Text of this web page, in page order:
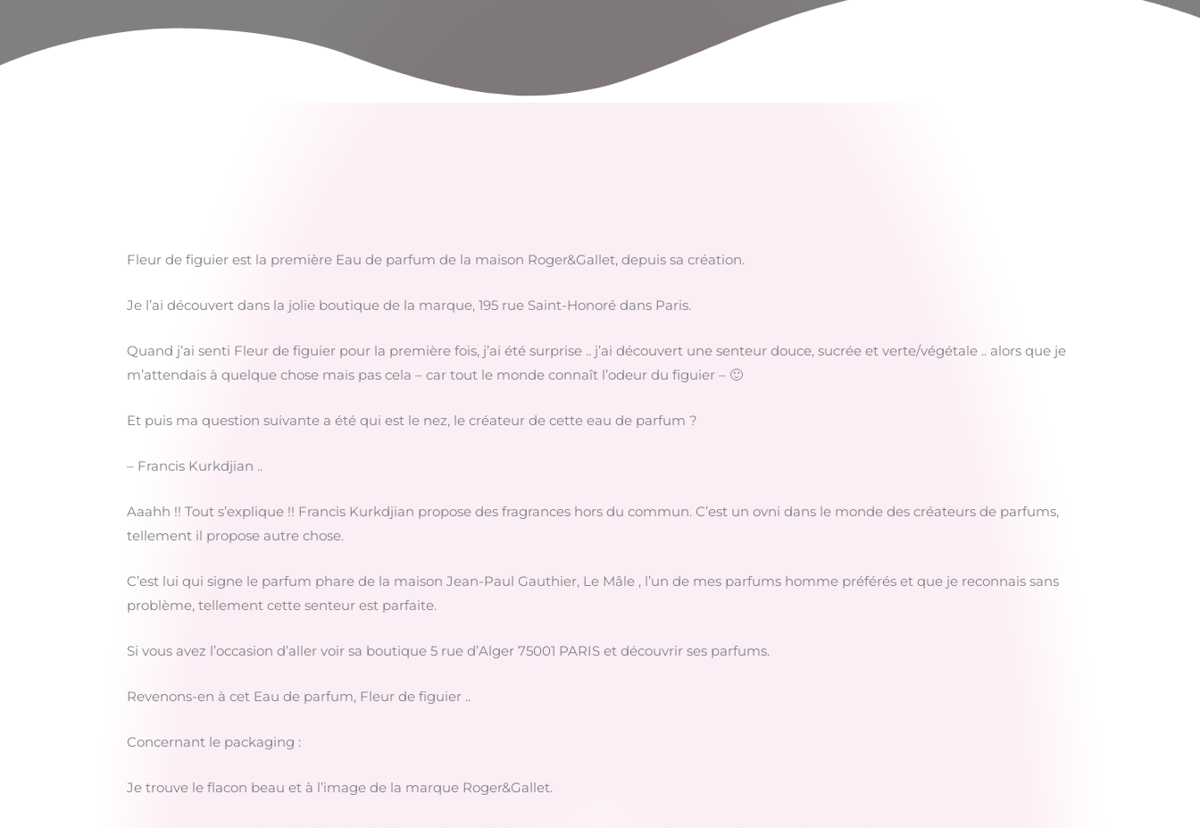
Fleur de figuier est la première Eau de parfum de la maison Roger&Gallet, depuis sa création.
Je l’ai découvert dans la jolie boutique de la marque, 195 rue Saint-Honoré dans Paris.
Quand j’ai senti Fleur de figuier pour la première fois, j’ai été surprise .. j’ai découvert une senteur douce, sucrée et verte/végétale .. alors que je
m’attendais à quelque chose mais pas cela – car tout le monde connaît l’odeur du figuier – 🙂
Et puis ma question suivante a été qui est le nez, le créateur de cette eau de parfum ?
– Francis Kurkdjian ..
Aaahh !! Tout s’explique !! Francis Kurkdjian propose des fragrances hors du commun. C’est un ovni dans le monde des créateurs de parfums,
tellement il propose autre chose.
C’est lui qui signe le parfum phare de la maison Jean-Paul Gauthier, Le Mâle , l’un de mes parfums homme préférés et que je reconnais sans
problème, tellement cette senteur est parfaite.
Si vous avez l’occasion d’aller voir sa boutique 5 rue d’Alger 75001 PARIS et découvrir ses parfums.
Revenons-en à cet Eau de parfum, Fleur de figuier ..
Concernant le packaging :
Je trouve le flacon beau et à l’image de la marque Roger&Gallet.